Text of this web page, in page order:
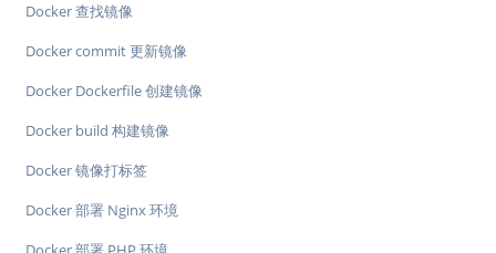
Docker 查找镜像
Docker commit 更新镜像
Docker Dockerfile 创建镜像
Docker build 构建镜像
Docker 镜像打标签
Docker 部署 Nginx 环境